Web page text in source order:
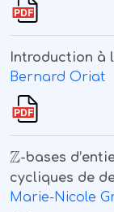
Introduction à
Bernard Oriat
ℤ-bases
cycliques de
Marie-Nicole